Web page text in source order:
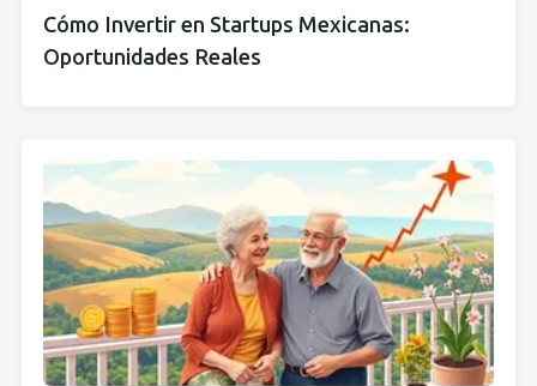
Cómo Invertir en Startups Mexicanas:
Oportunidades Reales